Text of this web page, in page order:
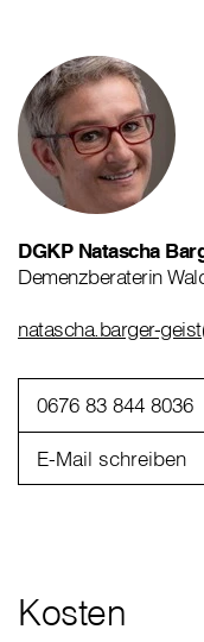
DGKP Natascha
Demenzberaterin
natascha.barger-
0676 83 844 8036
E-Mail schreiben
Kosten